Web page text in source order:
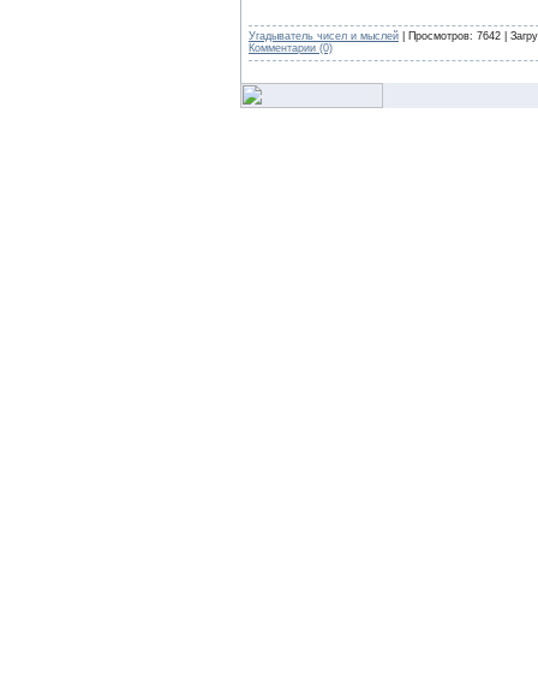
Угадыватель чисел и мыслей | Просмотров: 7642 |
Комментарии (0)